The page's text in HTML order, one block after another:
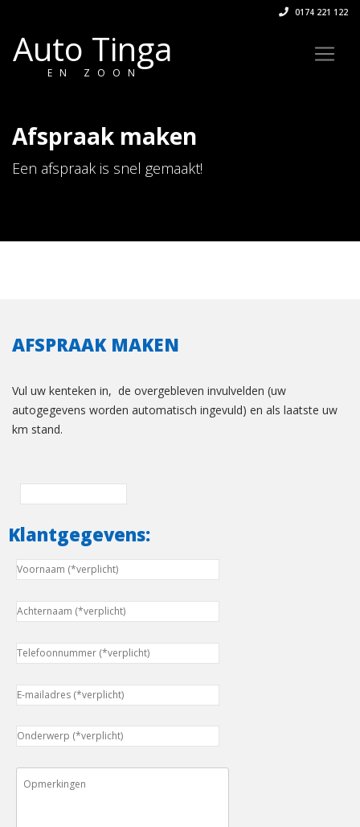
0174 221 122
Auto Tinga
EN ZOON
Afspraak maken
Een afspraak is snel gemaakt!
AFSPRAAK MAKEN
Vul uw kenteken in, de overgebleven invulvelden (uw
autogegevens worden automatisch ingevuld) en als laatste uw
km stand.
Klantgegevens: